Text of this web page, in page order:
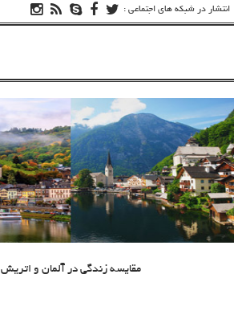
انتشار در شبکه های اجتماعی :
مقایسه زندگی در آلمان و اتریش